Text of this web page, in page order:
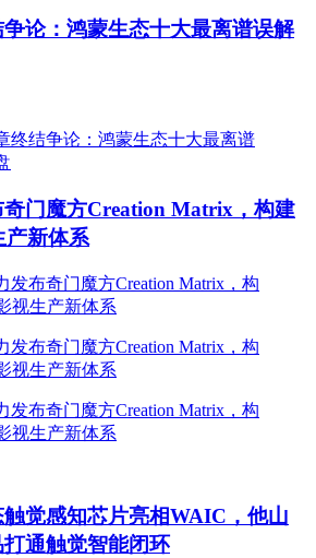
论：鸿蒙生态十大最离谱误解
门魔方Creation Matrix，构建
产新体系
觉感知芯片亮相WAIC，他山
通触觉智能闭环